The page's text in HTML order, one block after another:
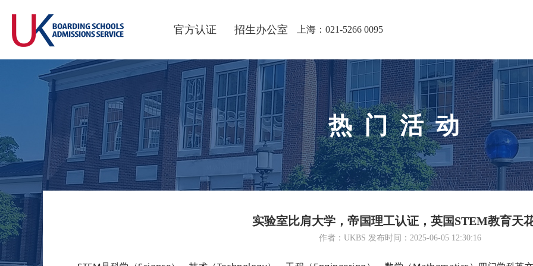
官方认证 招生办公室 上海：021-5266 0095
热门活动
实验室比肩大学，帝国理工认证，英国STEM教育天
作者：UKBS 发布时间：2025-06-05 12:30:16